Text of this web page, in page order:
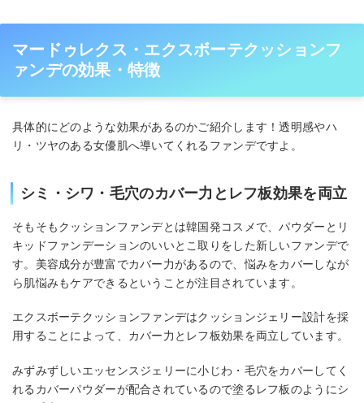
マードゥレクス・エクスボーテクッションフ
ァンデの効果・特徴
具体的にどのような効果があるのかご紹介します！透明感やハ
リ・ツヤのある女優肌へ導いてくれるファンデですよ。
シミ・シワ・毛穴のカバー力とレフ板効果を両立
そもそもクッションファンデとは韓国発コスメで、パウダーとリ
キッドファンデーションのいいとこ取りをした新しいファンデで
す。美容成分が豊富でカバー力があるので、悩みをカバーしなが
ら肌悩みもケアできるということが注目されています。
エクスボーテクッションファンデはクッションジェリー設計を採
用することによって、カバー力とレフ板効果を両立しています。
みずみずしいエッセンスジェリーに小じわ・毛穴をカバーしてく
れるカバーパウダーが配合されているので塗るレフ板のようにシ